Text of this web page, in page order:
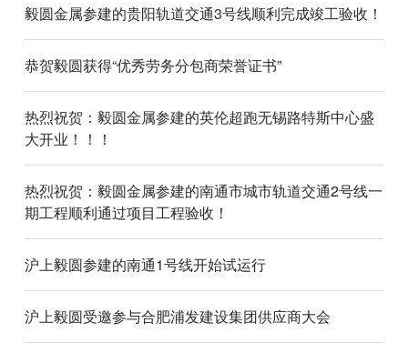
毅圆金属参建的贵阳轨道交通3号线顺利完成竣工验收！
恭贺毅圆获得“优秀劳务分包商荣誉证书”
热烈祝贺：毅圆金属参建的英伦超跑无锡路特斯中心盛
大开业！！！
热烈祝贺：毅圆金属参建的南通市城市轨道交通2号线一
期工程顺利通过项目工程验收！
沪上毅圆参建的南通1号线开始试运行
沪上毅圆受邀参与合肥浦发建设集团供应商大会